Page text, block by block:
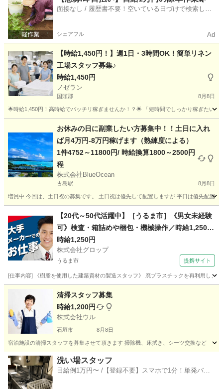
面接なし / 履歴書不要！空いている日づけで検索して
シェアフル Ad
【時給1,450円！】週1日・3時間OK！簡単リネン
工場スタッフ募集♪
時給1,450円
ノゼラン
国頭郡 8月8日
🌟時給1,450円！高時給でバッチリ稼ぎませんか！？🌟 「短時間でしっかり稼ぎたい
工場 スタッフ
お休みの日に副業したい方募集中！！土日に入れ
ば月4万円-8万円稼げます（熟練度による）
1件4752～11800円/ 時給換算1800～2500円
程
株式会社BlueOcean
古島駅 8月8日
増員中 今回は、土日祝の募集です。 土日祝は優先して配置しますが 平日は優先配置
古島駅 軽作業 業務委託
【20代～50代活躍中】［うるま市］《男女未経験
可》検査・箱詰めや梱包・機械操作／時給1,250円
／土日祝休み／残業少なめ／希望者は正社員登用
有
時給1,250円
株式会社グロップ
うるま市 提携サイト
[仕事内容] 《樹脂を使用した建築資材の製造スタッフ》 廃プラスチックを再利用し、
うるま市 仕分け
清掃スタッフ募集
時給1,200円
株式会社ウル
石垣市 8月8日
宿泊施設の清掃スタッフを募集させて頂きます 掃除機、床拭き、シーツ交換など
沖縄 石垣市 軽作業
洗い場スタッフ
日給例1万円〜 /【登録不要】スマホで1分！単発バイ